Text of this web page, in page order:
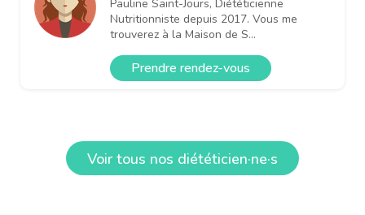
Pauline Saint-Jours, Diététicienne
Nutritionniste depuis 2017. Vous me
trouverez à la Maison de S...
Prendre rendez-vous
Voir tous nos diététicien·ne·s